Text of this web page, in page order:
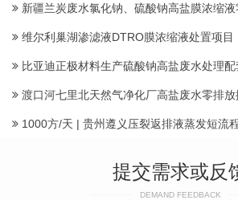
新疆兰炭废水氯化钠、硫酸钠高盐膜浓缩液
维尔利巢湖渗滤液DTRO膜浓缩液处置项目
比亚迪正极材料生产硫酸钠高盐废水处理配
渡口河七里北天然气净化厂高盐废水零排
1000方/天 | 贵州遵义压裂返排液蒸发短流程全量化资
提交需求或反
DEMAND FEEDBACK